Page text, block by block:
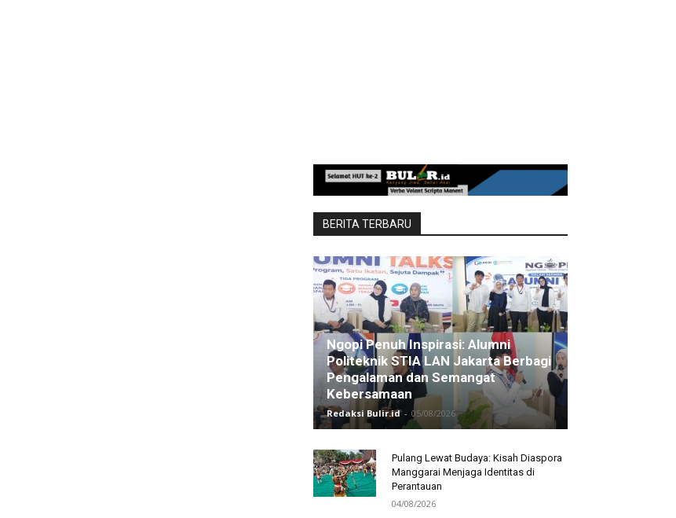
BERITA TERBARU
Ngopi Penuh Inspirasi: Alumni
Politeknik STIA LAN Jakarta Berbagi
Pengalaman dan Semangat
Kebersamaan
Redaksi Bulir.id - 05/08/2026
Pulang Lewat Budaya: Kisah Diaspora
Manggarai Menjaga Identitas di
Perantauan
04/08/2026